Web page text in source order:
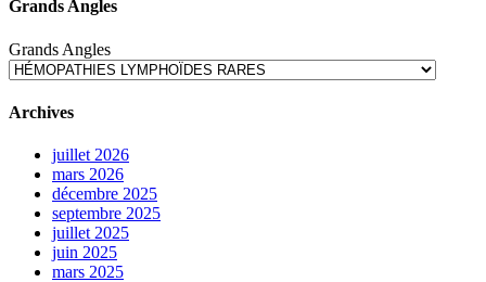
Grands Angles
Grands Angles
Archives
juillet 2026
mars 2026
décembre 2025
septembre 2025
juillet 2025
juin 2025
mars 2025